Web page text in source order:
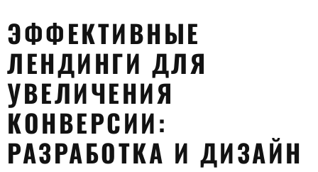
ЭФФЕКТИВНЫЕ
ЛЕНДИНГИ ДЛЯ
УВЕЛИЧЕНИЯ
КОНВЕРСИИ:
РАЗРАБОТКА И ДИЗАЙН